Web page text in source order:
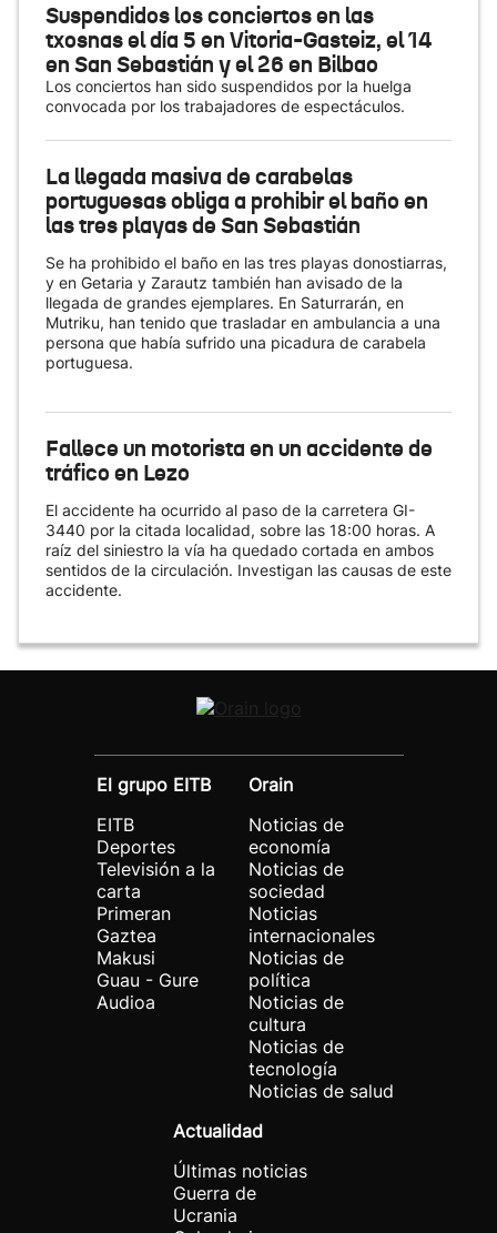
Suspendidos los conciertos en las
txosnas el día 5 en Vitoria-Gasteiz, el 14
en San Sebastián y el 26 en Bilbao
Los conciertos han sido suspendidos por la huelga
convocada por los trabajadores de espectáculos.
La llegada masiva de carabelas
portuguesas obliga a prohibir el baño en
las tres playas de San Sebastián
Se ha prohibido el baño en las tres playas donostiarras,
y en Getaria y Zarautz también han avisado de la
llegada de grandes ejemplares. En Saturrarán, en
Mutriku, han tenido que trasladar en ambulancia a una
persona que había sufrido una picadura de carabela
portuguesa.
Fallece un motorista en un accidente de
tráfico en Lezo
El accidente ha ocurrido al paso de la carretera GI-
3440 por la citada localidad, sobre las 18:00 horas. A
raíz del siniestro la vía ha quedado cortada en ambos
sentidos de la circulación. Investigan las causas de este
accidente.
El grupo EITB
EITB
Deportes
Televisión a la
carta
Primeran
Gaztea
Makusi
Guau - Gure
Audioa
Orain
Noticias de
economía
Noticias de
sociedad
Noticias
internacionales
Noticias de
política
Noticias de
cultura
Noticias de
tecnología
Noticias de salud
Actualidad
Últimas noticias
Guerra de
Ucrania